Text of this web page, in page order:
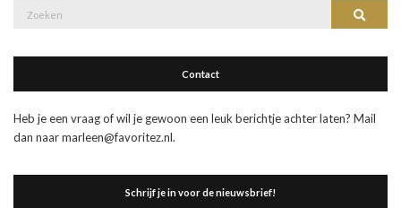
Zoek
Contact
Heb je een vraag of wil je gewoon een leuk berichtje achter laten? Mail
dan naar marleen@favoritez.nl.
Schrijf je in voor de nieuwsbrief!